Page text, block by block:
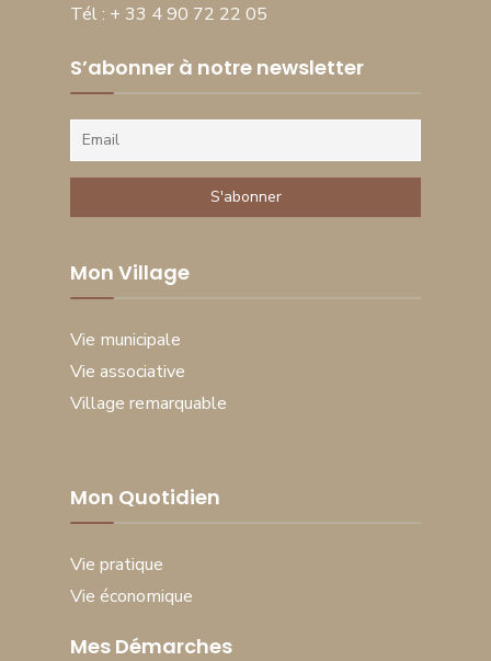
Tél : + 33 4 90 72 22 05
S’abonner à notre newsletter
Mon Village
Vie municipale
Vie associative
Village remarquable
Mon Quotidien
Vie pratique
Vie économique
Mes Démarches